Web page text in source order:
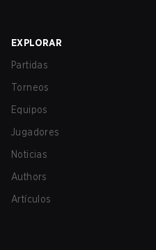
EXPLORAR
Partidas
Torneos
Equipos
Jugadores
Noticias
Authors
Artículos